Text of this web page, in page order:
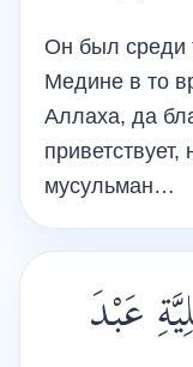
Он был среди
Медине в то
Аллаха, да
мусульман…
عَبْدَ